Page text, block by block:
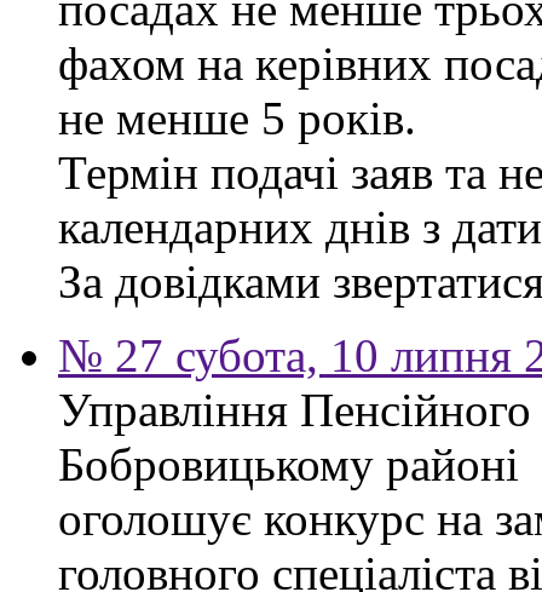
фахом на керівних
не менше 5 років.
Термін подачі заяв та
календарних днів з
За довідками
№ 27 субота, 10 липня
Управління
Бобровицькому районі
оголошує конкурс на
головного спеціаліста